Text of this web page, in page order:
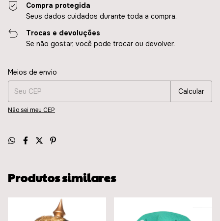
Compra protegida
Seus dados cuidados durante toda a compra.
Trocas e devoluções
Se não gostar, você pode trocar ou devolver.
Entregas para o CEP:
Meios de envio
Calcular
Não sei meu CEP
Produtos similares